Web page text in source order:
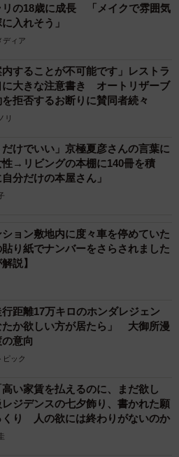
リの18歳に成長 「メイクで雰囲気
入れそう」
ディア
内することが不可能です」レストラ
に大きな注意書き オートリザーブ
拒否するお断りに賛同者続々
リ
だけでいい」京極夏彦さんの言葉に
性→リビングの本棚に140冊を積
分だけの本屋さん」
ョン敷地内に度々車を停めていた
り紙でナンバーをさらされました
説】
距離17万キロのホンダレジェン
か欲しい方が居たら」 大御所漫
意向
ピック
高い家賃を払えるのに、まだ欲し
ジデンスの七夕飾り、書かれた願
くり 人の欲には終わりがないのか